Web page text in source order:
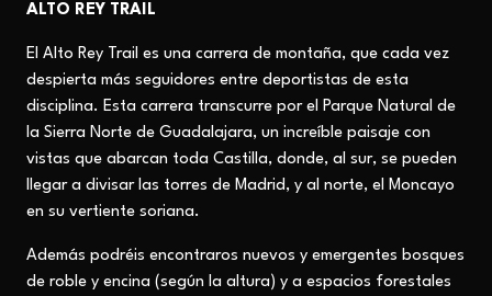
ALTO REY TRAIL
El Alto Rey Trail es una carrera de montaña, que cada vez
despierta más seguidores entre deportistas de esta
disciplina. Esta carrera transcurre por el Parque Natural de
la Sierra Norte de Guadalajara, un increíble paisaje con
vistas que abarcan toda Castilla, donde, al sur, se pueden
llegar a divisar las torres de Madrid, y al norte, el Moncayo
en su vertiente soriana.
Además podréis encontraros nuevos y emergentes bosques
de roble y encina (según la altura) y a espacios forestales